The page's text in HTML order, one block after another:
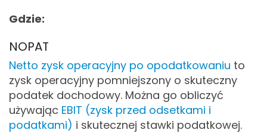
Gdzie:
NOPAT
Netto zysk operacyjny po opodatkowaniu to
zysk operacyjny pomniejszony o skuteczny
podatek dochodowy. Można go obliczyć
używając EBIT (zysk przed odsetkami i
podatkami) i skutecznej stawki podatkowej.